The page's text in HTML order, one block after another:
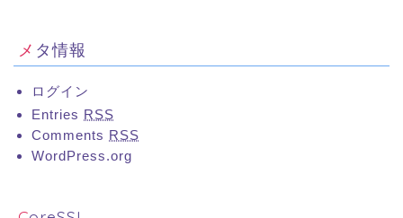
メタ情報
ログイン
Entries RSS
Comments RSS
WordPress.org